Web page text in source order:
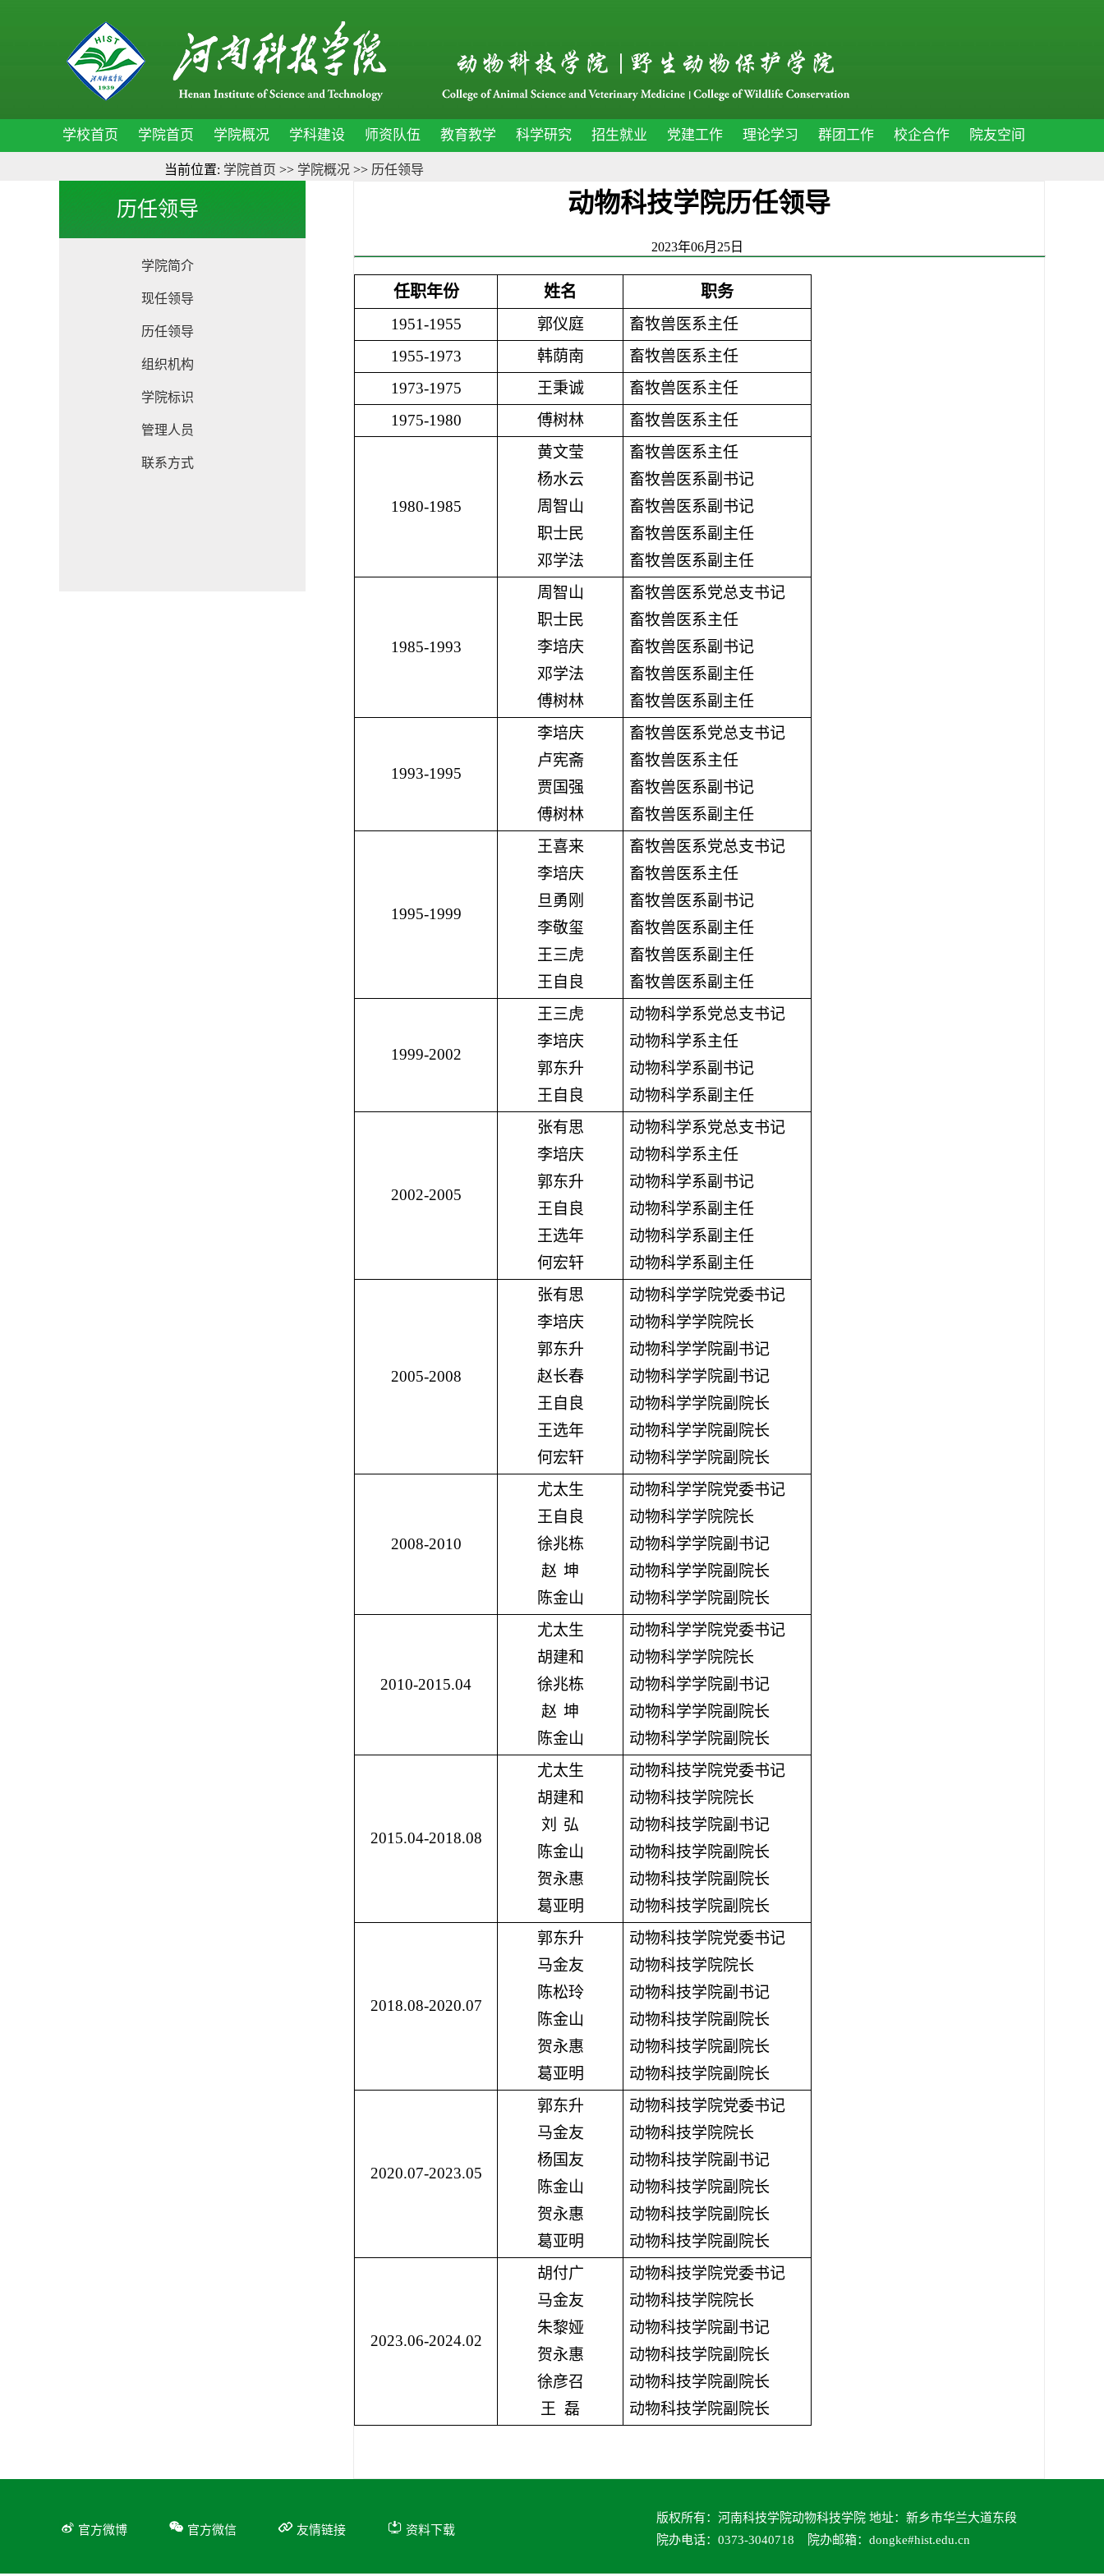
学校首页 学院首页 学院概况 学科建设 师资队伍 教育教学 科学研究 招生就业 党建工作 理论学习 群团工作 校企合作 院友空间
当前位置: 学院首页 >> 学院概况 >> 历任领导
历任领导
学院简介
现任领导
历任领导
组织机构
学院标识
管理人员
联系方式
动物科技学院历任领导
2023年06月25日
任职年份 姓名 职务
1951-1955 郭仪庭
畜牧兽医系主任
1955-1973
韩荫南
畜牧兽医系主任
1973-1975
王秉诚
畜牧兽医系主任
1975-1980
傅树林 畜牧兽医系主任
1980-1985
黄文莹
杨水云
周智山
职士民
邓学法
畜牧兽医系主任
畜牧兽医系副书记
畜牧兽医系副书记
畜牧兽医系副主任
畜牧兽医系副主任
1985-1993
周智山
职士民
李培庆
邓学法
傅树林
畜牧兽医系党总支书记
畜牧兽医系主任
畜牧兽医系副书记
畜牧兽医系副主任
畜牧兽医系副主任
1993-1995
李培庆
卢宪斋
贾国强
傅树林
畜牧兽医系党总支书记
畜牧兽医系主任
畜牧兽医系副书记
畜牧兽医系副主任
1995-1999
王喜来
李培庆
旦勇刚
李敬玺
王三虎
王自良
畜牧兽医系党总支书记
畜牧兽医系主任
畜牧兽医系副书记
畜牧兽医系副主任
畜牧兽医系副主任
畜牧兽医系副主任
1999-2002
王三虎
李培庆
郭东升
王自良
动物科学系党总支书记
动物科学系主任
动物科学系副书记
动物科学系副主任
2002-2005
张有思
李培庆
郭东升
王自良
王选年
何宏轩
动物科学系党总支书记
动物科学系主任
动物科学系副书记
动物科学系副主任
动物科学系副主任
动物科学系副主任
2005-2008
张有思
李培庆
郭东升
赵长春
王自良
王选年
何宏轩
动物科学学院党委书记
动物科学学院院长
动物科学学院副书记
动物科学学院副书记
动物科学学院副院长
动物科学学院副院长
动物科学学院副院长
2008-2010
尤太生
王自良
徐兆栋
赵 坤
陈金山
动物科学学院党委书记
动物科学学院院长
动物科学学院副书记
动物科学学院副院长
动物科学学院副院长
2010-2015.04
尤太生
胡建和
徐兆栋
赵 坤
陈金山
动物科学学院党委书记
动物科学学院院长
动物科学学院副书记
动物科学学院副院长
动物科学学院副院长
2015.04-2018.08
尤太生
胡建和
刘
弘
陈金山
贺永惠
葛亚明
动物科技学院党委书记
动物科技学院院长
动物科技学院副书记
动物科技学院副院长
动物科技学院副院长
动物科技学院副院长
2018.08-2020.07
郭东升
马金友
陈松玲
陈金山
贺永惠
葛亚明
动物科技学院党委书记
动物科技学院院长
动物科技学院副书记
动物科技学院副院长
动物科技学院副院长
动物科技学院副院长
2020.07-2023.05
郭东升
马金友
杨国友
陈金山
贺永惠
葛亚明
动物科技学院党委书记
动物科技学院院长
动物科技学院副书记
动物科技学院副院长
动物科技学院副院长
动物科技学院副院长
2023.06-2024.02
胡付广
马金友
朱黎娅
贺永惠
徐彦召
王 磊
动物科技学院党委书记
动物科技学院院长
动物科技学院副书记
动物科技学院副院长
动物科技学院副院长
动物科技学院副院长
官方微博 官方微信 友情链接 资料下载
版权所有：河南科技学院动物科技学院 地址：新乡市华兰大道东段
院办电话：0373-3040718 院办邮箱：dongke#hist.edu.cn